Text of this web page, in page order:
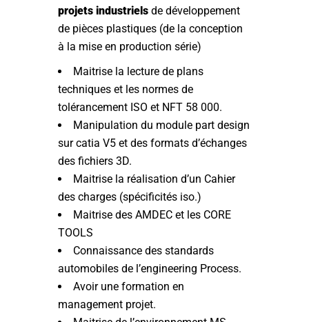
projets industriels de développement
de pièces plastiques (de la conception
à la mise en production série)
Maitrise la lecture de plans
techniques et les normes de
tolérancement ISO et NFT 58 000.
Manipulation du module part design
sur catia V5 et des formats d’échanges
des fichiers 3D.
Maitrise la réalisation d’un Cahier
des charges (spécificités iso.)
Maitrise des AMDEC et les CORE
TOOLS
Connaissance des standards
automobiles de l’engineering Process.
Avoir une formation en
management projet.